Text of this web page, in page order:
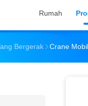
Rumah
Bergerak Crane